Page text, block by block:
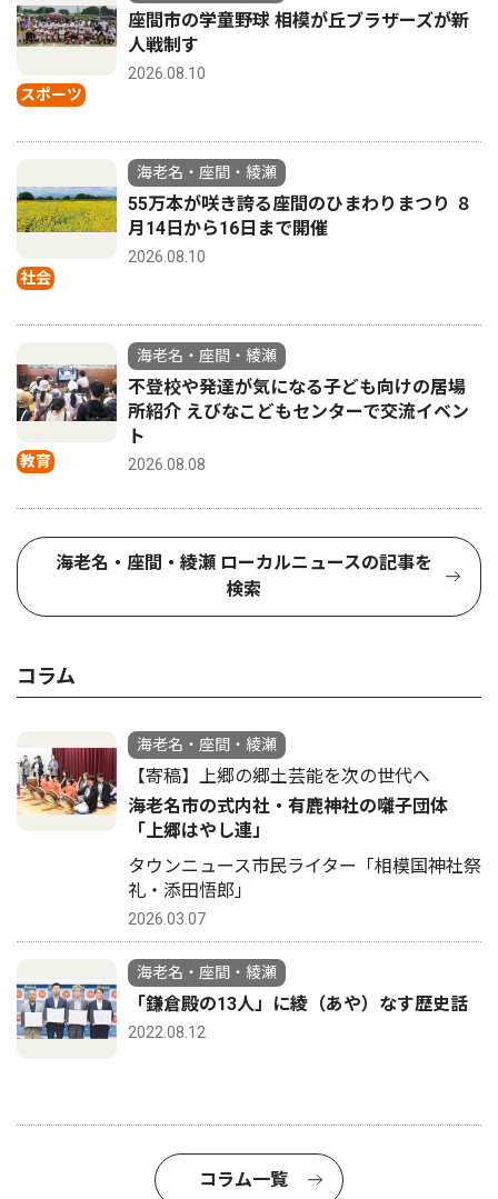
スポーツ
座間市の学童野球 相模が丘ブラザーズが新
人戦制す
2026.08.10
社会
海老名・座間・綾瀬
55万本が咲き誇る座間のひまわりまつり ８
月14日から16日まで開催
2026.08.10
教育
海老名・座間・綾瀬
不登校や発達が気になる子ども向けの居場
所紹介 えびなこどもセンターで交流イベン
ト
2026.08.08
海老名・座間・綾瀬 ローカルニュースの記事を
検索
コラム
海老名・座間・綾瀬
【寄稿】上郷の郷土芸能を次の世代へ
海老名市の式内社・有鹿神社の囃子団体
「上郷はやし連」
タウンニュース市民ライター「相模国神社祭
礼・添田悟郎」
2026.03.07
海老名・座間・綾瀬
「鎌倉殿の13人」に綾（あや）なす歴史話
2022.08.12
コラム一覧